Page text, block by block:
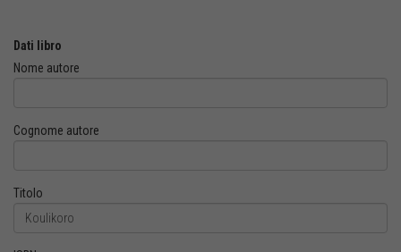
Dati libro
Nome autore
Cognome autore
Titolo